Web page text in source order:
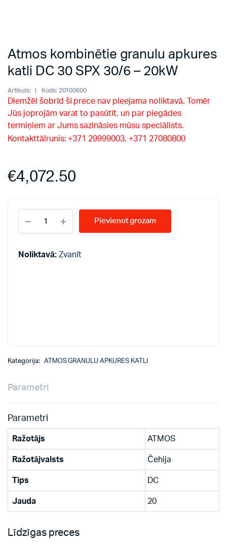
Atmos kombinētie granulu apkures
katli DC 30 SPX 30/6 – 20kW
Artikuls: Kods: 20100600
Diemžēl šobrīd šī prece nav pieejama noliktavā. Tomēr
Jūs joprojām varat to pasūtīt, un par piegādes
termiņiem ar Jums sazināsies mūsu speciālists.
Kontakttālrunis: +371 29999003, +371 27080800
€4,072.50
kombinētie
granulu
katli
Pievienot grozam
Noliktavā: Zvanīt
Kategorija: ATMOS GRANULU APKURES KATLI
Parametri
Parametri
Ražotājs ATMOS
Ražotājvalsts Čehija
Tips DC
Jauda 20
Līdzīgas preces